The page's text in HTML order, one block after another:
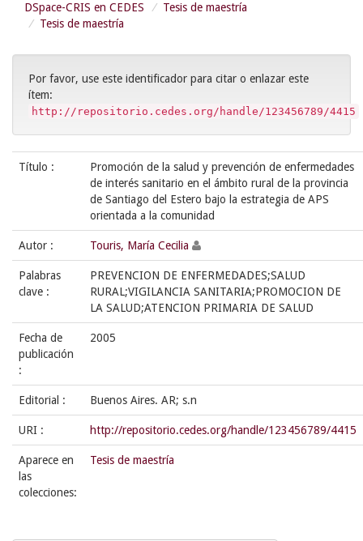
DSpace-CRIS en CEDES
Tesis de maestría
Tesis de maestría
Por favor, use este identificador para citar o enlazar este
ítem:
http://repositorio.cedes.org/handle/123456789/4415
Título :
Promoción de la salud y prevención de enfermedades
de interés sanitario en el ámbito rural de la provincia
de Santiago del Estero bajo la estrategia de APS
orientada a la comunidad
Autor : Touris, María Cecilia
Palabras
clave :
PREVENCION DE ENFERMEDADES;SALUD
RURAL;VIGILANCIA SANITARIA;PROMOCION DE
LA SALUD;ATENCION PRIMARIA DE SALUD
Fecha de
publicación
:
2005
Editorial : Buenos Aires. AR; s.n
URI : http://repositorio.cedes.org/handle/123456789/4415
Aparece en
las
colecciones:
Tesis de maestría